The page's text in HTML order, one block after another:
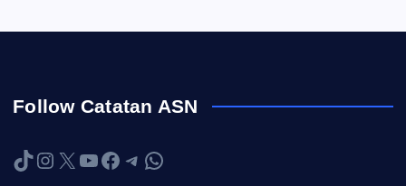
Follow Catatan ASN
TikTok Instagram X YouTube Facebook Telegram WhatsApp